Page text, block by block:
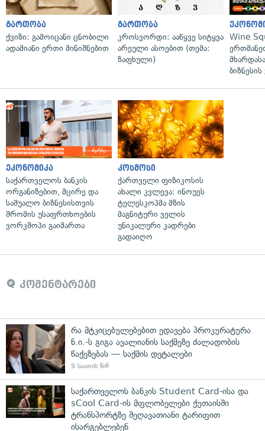
გართობა
ქვიზი: გამოიცანი ცნობილი
ადამიანი ერთი მინიშნებით
გართობა
კროსვორდი: ააწყვე სიტყვა
არეული ასოებით (თემა:
ზაფხული)
Wine
ეკონომიკა
საქართველოს ბანკის
ორგანიზებით, მცირე და
საშუალო ბიზნესისთვის
შრომის უსაფრთხოების
ვორკშოპი გაიმართა
კოსმოსი
ქართველი ფიზიკოსის
ახალი კვლევა: ინოუეს
ტელესკოპმა მზის
მაგნიტური ველის
უნიკალური კადრები
გადაიღო
კომენტარები
რა მტკიცებულებებით ედავება პროკურატურა
ნ.ი.-ს გიგა ავალიანის საქმეზე ძალადობის
წაქეზებას — საქმის დეტალები
9 საათის წინ
საქართველოს ბანკის Student Card-ისა და
sCool Card-ის მფლობელები ქუთაისში
ტრანსპორტზე შეღავათიანი ტარიფით
ისარგებლებენ